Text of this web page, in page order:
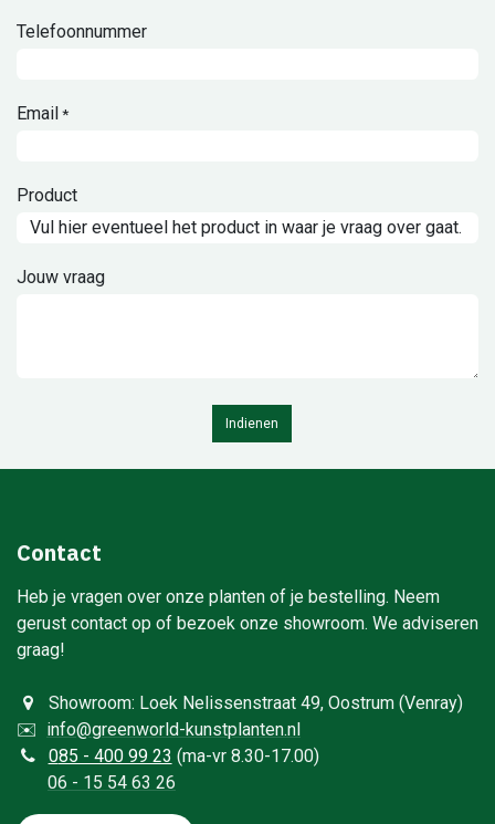
Telefoonnummer
Email *
Product
Jouw vraag
Indienen
Contact
Heb je vragen over onze planten of je bestelling. Neem
gerust contact op of bezoek onze showroom. We adviseren
graag!
Showroom: Loek Nelissenstraat 49, Oostrum (Venray)
✉️ info@greenworld-kunstplanten.nl
085 - 400 99 23 (ma-vr 8.30-17.00)
06 - 15 54 63 26